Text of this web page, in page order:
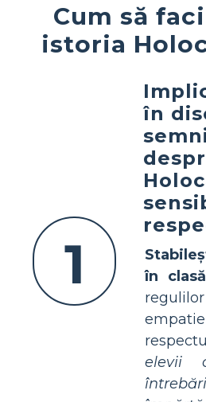
Cum să
istoria
1
în
în clasă
elevii